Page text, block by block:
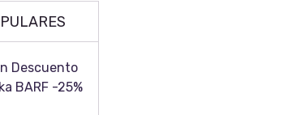
Descuento
BARF -25%